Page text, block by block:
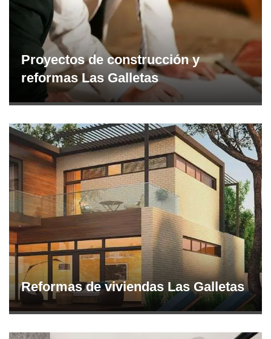
Proyectos de construcción y
reformas Las Galletas
Reformas de viviendas Las Galletas